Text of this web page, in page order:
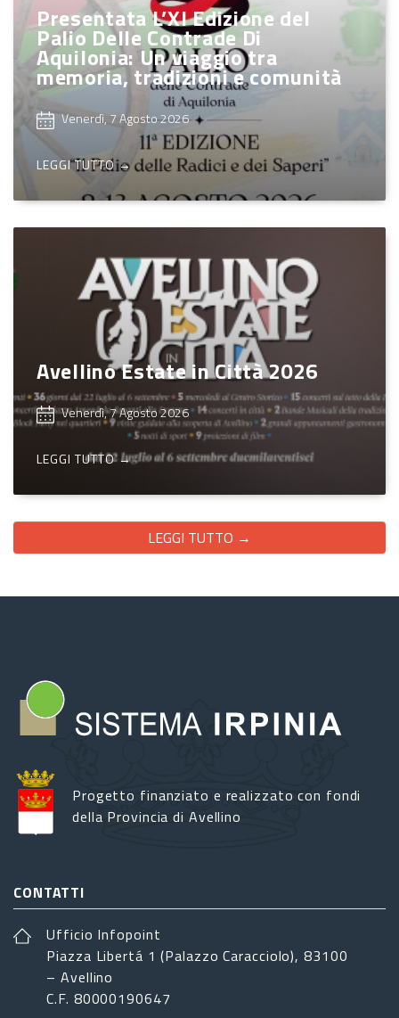
Presentata L’XI Edizione del
Palio Delle Contrade Di
Aquilonia: Un viaggio tra
memoria, tradizioni e comunità
Venerdì, 7 Agosto 2026
LEGGI TUTTO →
Avellino Estate in Città 2026
Venerdì, 7 Agosto 2026
LEGGI TUTTO →
LEGGI TUTTO →
Progetto finanziato e realizzato con fondi
della Provincia di Avellino
CONTATTI
Ufficio Infopoint
Piazza Libertá 1 (Palazzo Caracciolo), 83100
– Avellino
C.F. 80000190647